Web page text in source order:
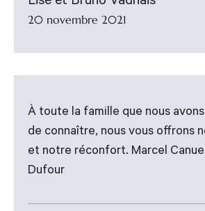
20 novembre 2021
À toute la famille que nous
de connaître, nous vous offrons
et notre réconfort. Marcel
Dufour